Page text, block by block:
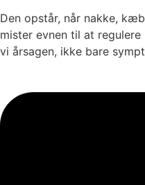
Den opstår, når nakke,
mister evnen til at
vi årsagen, ikke bare